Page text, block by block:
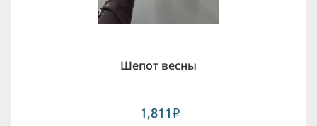
Шепот весны
1,811 i